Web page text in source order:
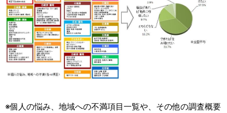
※個人の悩み、地域への不満項目一覧や、その他の調査概要